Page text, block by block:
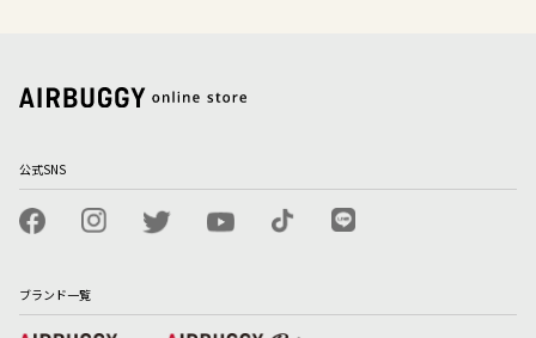
公式SNS
ブランド一覧